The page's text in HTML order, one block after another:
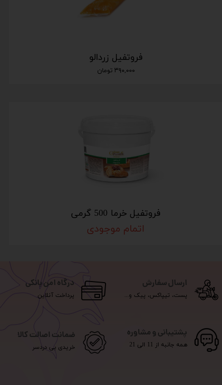
فروتفیل زردالو
۳۹۰,۰۰۰ تومان
فروتفیل خرما 500 گرمی
اتمام موجودی
ارسال سفارش
پست، تیپاکس، پیک و...
درگاه امن بانکی
پرداخت آنلاین
پشتیبانی و مشاوره
همه جانبه از 11 الی 21
ضمانت اصالت کالا
خریدی بی دردسر